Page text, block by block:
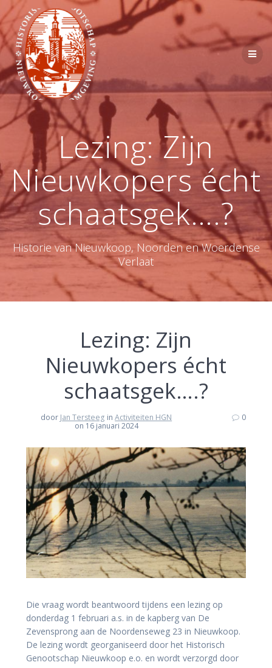
Ga
naar
Lezing: Zijn
Nieuwkopers écht
schaatsgek….?
Historie van Nieuwkoop, Noorden en Woerdense
Verlaat
Lezing: Zijn
Nieuwkopers écht
schaatsgek….?
door Jan Tersteeg inActiviteiten HGN
on 16 januari 2024
0
Die vraag wordt beantwoord tijdens een lezing op
donderdag 1 februari a.s. in de kapberg van De
Zevensprong aan de Noordenseweg 23 in Nieuwkoop.
De lezing wordt georganiseerd door het Historisch
Genootschap Nieuwkoop e.o. en wordt verzorgd door